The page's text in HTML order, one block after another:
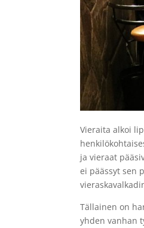
Vieraita alkoi
ja vieraat
ei päässyt sen
Tällainen on
yhden vanhan